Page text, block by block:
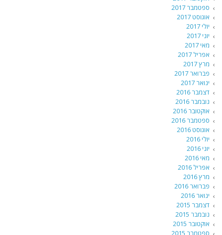
ספטמבר 2017
אוגוסט 2017
יולי 2017
יוני 2017
מאי 2017
אפריל 2017
מרץ 2017
פברואר 2017
ינואר 2017
דצמבר 2016
נובמבר 2016
אוקטובר 2016
ספטמבר 2016
אוגוסט 2016
יולי 2016
יוני 2016
מאי 2016
אפריל 2016
מרץ 2016
פברואר 2016
ינואר 2016
דצמבר 2015
נובמבר 2015
אוקטובר 2015
ספטמבר 2015